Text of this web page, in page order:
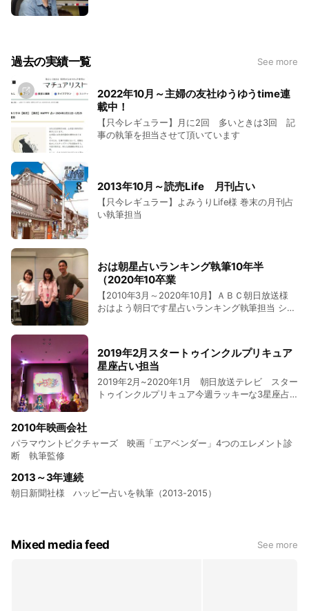
「高山トモヒロのオトナの部屋」ゲスト出演。開業後の鑑定実
過去の実績一覧 See more
2022年10月～主婦の友社ゆうゆうtime連
載中！
【只今レギュラー】月に2回 多いときは3回 記
事の執筆を担当させて頂いています
2013年10月～読売Life 月刊占い
【只今レギュラー】よみうりLife様 巻末の月刊占
い執筆担当
おは朝星占いランキング執筆10年半
（2020年10卒業
【2010年3月～2020年10月】ＡＢＣ朝日放送様
おはよう朝日です星占いランキング執筆担当 シン
2019年2月スタートゥインクルプリキュア
星座占い担当
2019年2月~2020年1月 朝日放送テレビ スター
トゥインクルプリキュア今週ラッキーな3星座占
2010年映画会社
パラマウントピクチャーズ 映画「エアベンダー」4つのエレメント診
断 執筆監修
2013～3年連続
朝日新聞社様 ハッピー占いを執筆（2013-2015）
Mixed media feed See more